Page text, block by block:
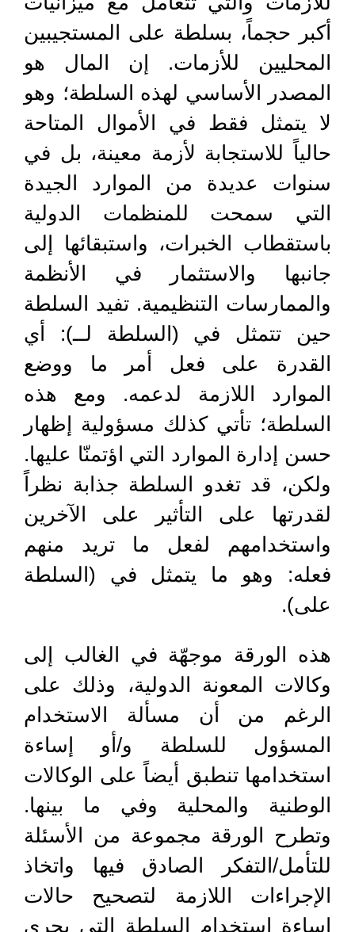
أكبر حجماً، بسلطة على المستجيبين
المحليين للأزمات. إن المال هو
المصدر الأساسي لهذه السلطة؛ وهو
لا يتمثل فقط في الأموال المتاحة
حالياً للاستجابة لأزمة معينة، بل في
سنوات عديدة من الموارد الجيدة
التي سمحت للمنظمات الدولية
باستقطاب الخبرات، واستبقائها إلى
جانبها والاستثمار في الأنظمة
والممارسات التنظيمية. تفيد السلطة
حين تتمثل في (السلطة لــ): أي
القدرة على فعل أمر ما ووضع
الموارد اللازمة لدعمه. ومع هذه
السلطة؛ تأتي كذلك مسؤولية إظهار
حسن إدارة الموارد التي اؤتمنّا عليها.
ولكن، قد تغدو السلطة جذابة نظراً
لقدرتها على التأثير على الآخرين
واستخدامهم لفعل ما تريد منهم
فعله: وهو ما يتمثل في (السلطة
على).
هذه الورقة موجهّة في الغالب إلى
وكالات المعونة الدولية، وذلك على
الرغم من أن مسألة الاستخدام
المسؤول للسلطة و/أو إساءة
استخدامها تنطبق أيضاً على الوكالات
الوطنية والمحلية وفي ما بينها.
وتطرح الورقة مجموعة من الأسئلة
للتأمل/التفكر الصادق فيها واتخاذ
الإجراءات اللازمة لتصحيح حالات
إساءة استخدام السلطة التي يجري